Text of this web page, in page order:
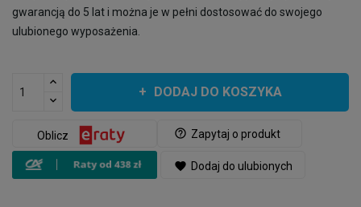
gwarancją do 5 lat i można je w pełni dostosować do swojego
ulubionego wyposażenia.
DODAJ DO KOSZYKA
help_outline Zapytaj o produkt
Oblicz
favorite Dodaj do ulubionych